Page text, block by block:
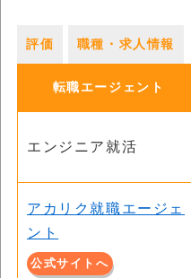
評価 職種・求人情報
転職エージェント
エンジニア就活
アカリク就職エージェ
ント
公式サイトへ